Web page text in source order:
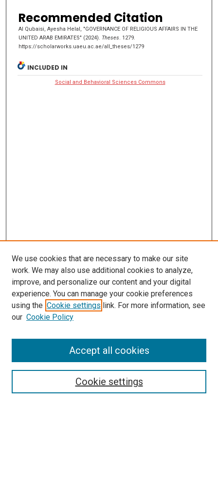
Recommended Citation
Al Qubaisi, Ayesha Helal, "GOVERNANCE OF RELIGIOUS AFFAIRS IN THE
UNITED ARAB EMIRATES" (2024). Theses. 1279.
https://scholarworks.uaeu.ac.ae/all_theses/1279
INCLUDED IN
Social and Behavioral Sciences Commons
We use cookies that are necessary to make our site
work. We may also use additional cookies to analyze,
improve, and personalize our content and your digital
experience. You can manage your cookie preferences
using the Cookie settings link. For more information, see
our Cookie Policy
Cookie settings
Accept all cookies